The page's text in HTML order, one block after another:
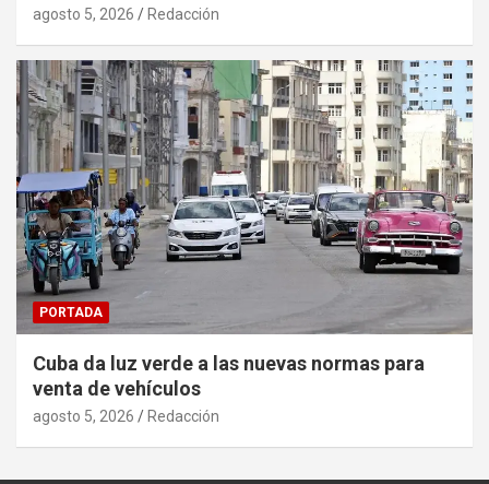
agosto 5, 2026 Redacción
PORTADA
Cuba da luz verde a las nuevas normas para
venta de vehículos
agosto 5, 2026 Redacción